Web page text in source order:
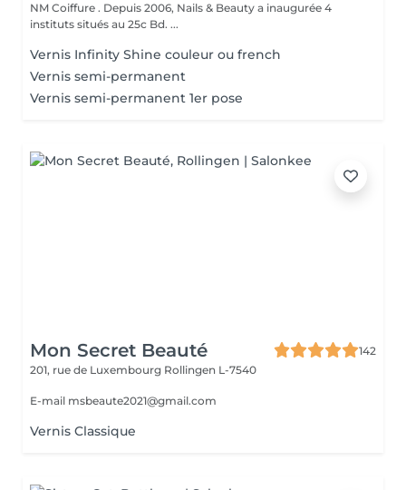
NM Coiffure . Depuis 2006, Nails & Beauty a inaugurée 4
instituts situés au 25c Bd. ...
Vernis Infinity Shine couleur ou french
Vernis semi-permanent
Vernis semi-permanent 1er pose
Mon Secret Beauté
142
201, rue de Luxembourg Rollingen L-7540
E-mail msbeaute2021@gmail.com
Vernis Classique